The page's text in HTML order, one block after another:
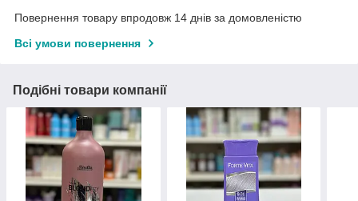
Повернення товару впродовж 14 днів за домовленістю
Всі умови повернення
Подібні товари компанії